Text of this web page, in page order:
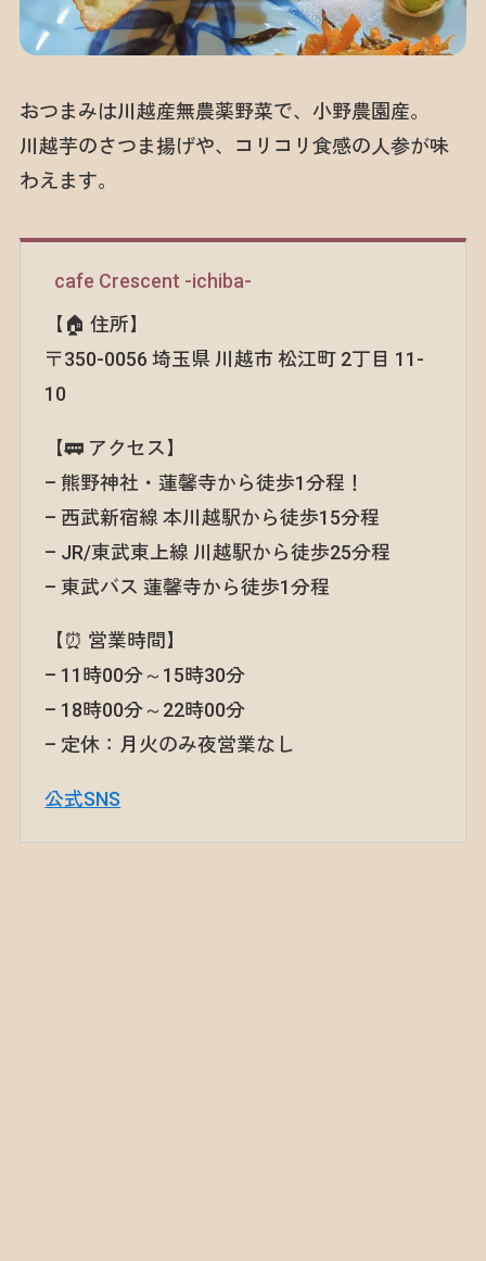
おつまみは川越産無農薬野菜で、小野農園産。
川越芋のさつま揚げや、コリコリ食感の人参が味
わえます。
cafe Crescent -ichiba-
【🏠 住所】
〒350-0056 埼玉県 川越市 松江町 2丁目 11-
10
【🚃 アクセス】
– 熊野神社・蓮馨寺から徒歩1分程！
– 西武新宿線 本川越駅から徒歩15分程
– JR/東武東上線 川越駅から徒歩25分程
– 東武バス 蓮馨寺から徒歩1分程
【⏰ 営業時間】
– 11時00分～15時30分
– 18時00分～22時00分
– 定休：月火のみ夜営業なし
公式SNS